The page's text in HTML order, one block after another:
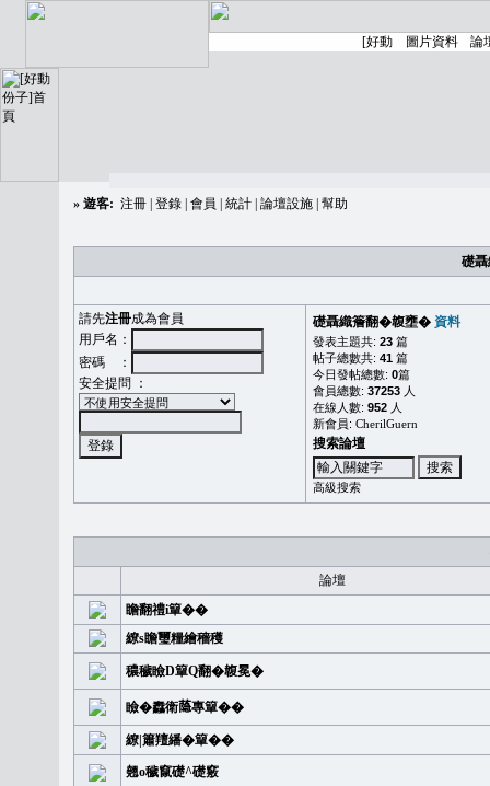
» 遊客: 注冊 登錄 會員 統計 論壇設施 幫助
礎
請先注冊成為會員
用戶名：
密碼 ：
安全提問 ：
礎聶織簷翻�䪖壅� 資料
發表主題共: 23 篇
帖子總數共: 41 篇
今日發帖總數: 0篇
會員總數: 37253 人
在線人數: 952 人
新會員: CherilGuern
搜索論壇
高級搜索
論壇
瞻翻禮i簞��
繚s瞻璽糧繪穡穫
穠穢瞼D簞Q翻�䪖冕�
瞼�䆐衛𦻕專簞��
繚|簫羶繙�簞��
翹o穢竄礎^礎竅